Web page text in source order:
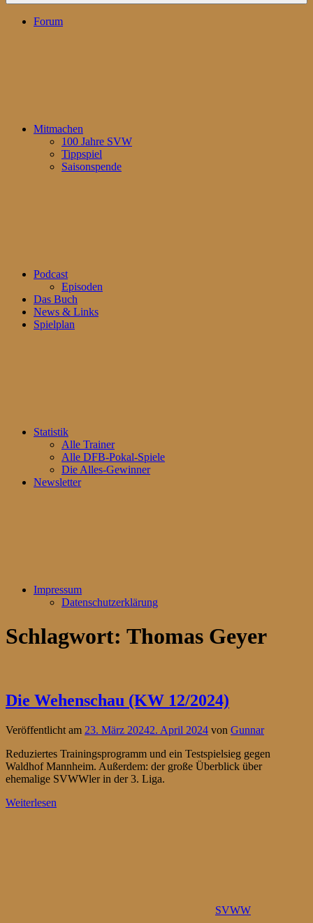
Forum
Mitmachen
100 Jahre SVW
Tippspiel
Saisonspende
Podcast
Episoden
Das Buch
News & Links
Spielplan
Statistik
Alle Trainer
Alle DFB-Pokal-Spiele
Die Alles-Gewinner
Newsletter
Impressum
Datenschutzerklärung
Schlagwort: Thomas Geyer
Die Wehenschau (KW 12/2024)
Veröffentlicht am 23. März 20242. April 2024 von Gunnar
Reduziertes Trainingsprogramm und ein Testspielsieg gegen
Waldhof Mannheim. Außerdem: der große Überblick über
ehemalige SVWWler in der 3. Liga.
Weiterlesen
SVWW